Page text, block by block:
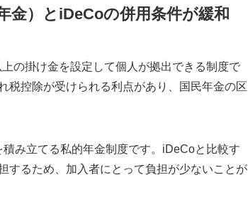
金）とiDeCoの併用条件が緩和
の掛け金を設定して個人が拠出できる制度で
税控除が受けられる利点があり、国民年金の区
み立てる私的年金制度です。iDeCoと比較す
するため、加入者にとって負担が少ないことが